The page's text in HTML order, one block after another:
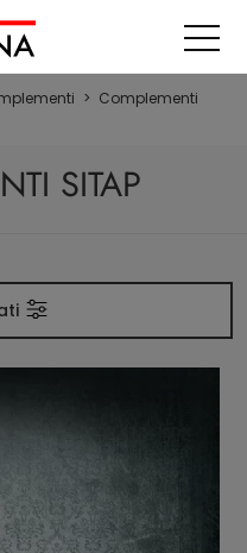
> Complementi
SITAP